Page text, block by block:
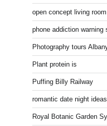
open concept living
phone addiction warning
Photography tours
Plant protein is
Puffing Billy Railway
romantic date night ideas
Royal Botanic Garden